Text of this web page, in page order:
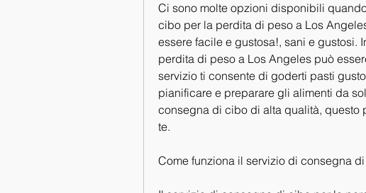
Ci sono molte opzioni disponibili
cibo per la perdita di peso a Los
essere facile e gustosa!, sani e gustosi.
perdita di peso a Los Angeles può
servizio ti consente di goderti pasti
pianificare e preparare gli alimenti da
consegna di cibo di alta qualità, questo
te.
Come funziona il servizio di consegna